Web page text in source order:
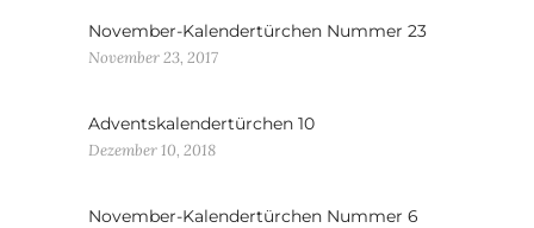
November-Kalendertürchen Nummer 23
November 23, 2017
Adventskalendertürchen 10
Dezember 10, 2018
November-Kalendertürchen Nummer 6